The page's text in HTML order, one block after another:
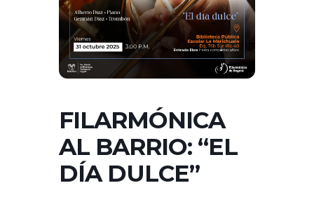
FILARMÓNICA
AL BARRIO: “EL
DÍA DULCE”